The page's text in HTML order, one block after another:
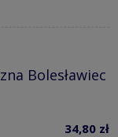
Bolesławiec
34,80 zł